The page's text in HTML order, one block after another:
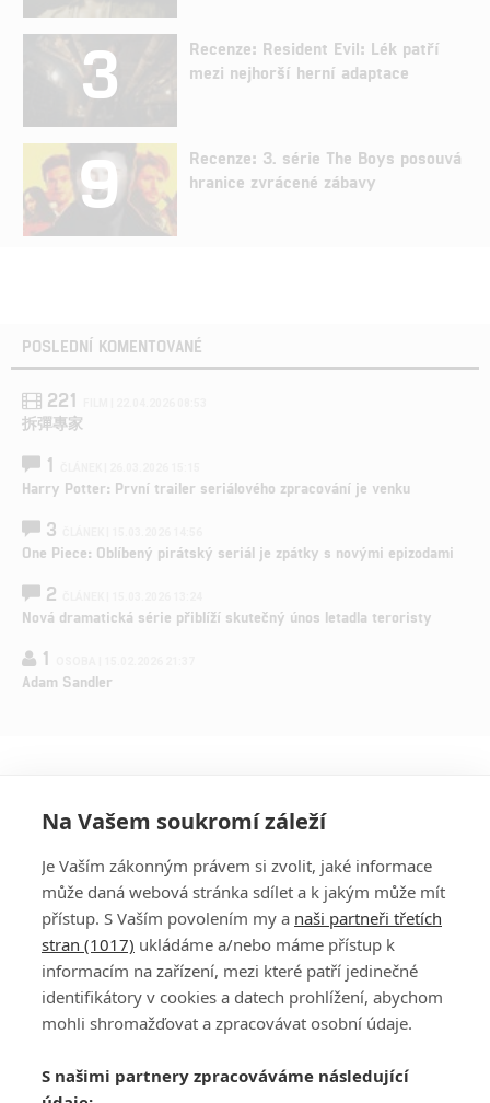
3
Recenze: Resident Evil: Lék patří
mezi nejhorší herní adaptace
9
Recenze: 3. série The Boys posouvá
hranice zvrácené zábavy
POSLEDNÍ KOMENTOVANÉ
221
拆彈專家
1
Harry Potter: První trailer seriálového zpracování je venku
3
One Piece: Oblíbený pirátský seriál je zpátky s novými epizodami
2
Nová dramatická série přiblíží skutečný únos letadla teroristy
1
Adam Sandler
PŘIHLÁSIT
REGISTROVAT
DISKUZE
Šéfredaktorkou webu jePetr Slavík, e-mailserialy@fandimefilmu.cz
Na Vašem soukromí záleží
Je Vaším zákonným právem si zvolit, jaké informace
může daná webová stránka sdílet a k jakým může mít
přístup. S Vaším povolením my a naši partneři třetích
stran (1017) ukládáme a/nebo máme přístup k
informacím na zařízení, mezi které patří jedinečné
identifikátory v cookies a datech prohlížení, abychom
mohli shromažďovat a zpracovávat osobní údaje.
S našimi partnery zpracováváme následující